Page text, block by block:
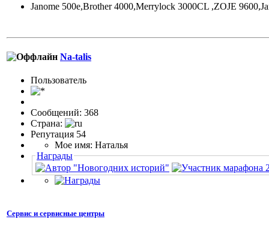
Janome 500e,Brоther 4000,Merrylock 3000CL ,ZOJE
Na-talis
Пользовaтeль
Сообщений: 368
Страна:
Репутация 54
Мое имя: Наталья
Награды
Сервис и сервисные центры